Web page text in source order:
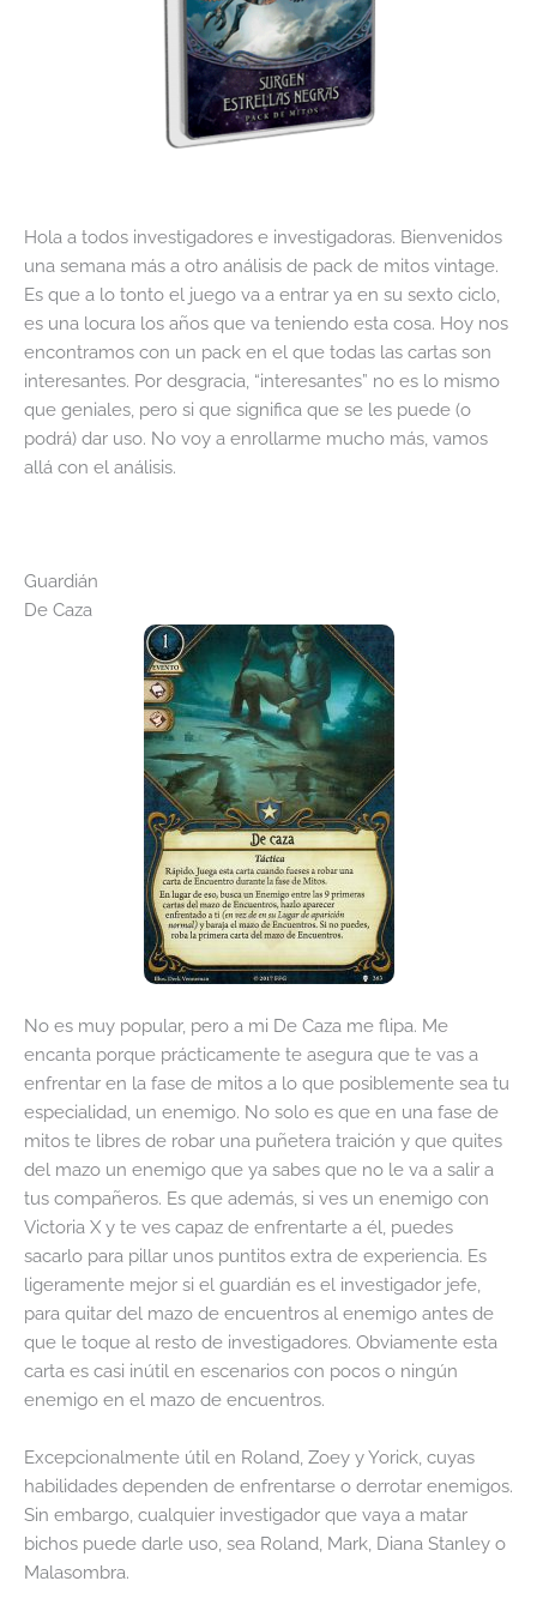
Hola a todos investigadores e investigadoras. Bienvenidos
una semana más a otro análisis de pack de mitos vintage.
Es que a lo tonto el juego va a entrar ya en su sexto ciclo,
es una locura los años que va teniendo esta cosa. Hoy nos
encontramos con un pack en el que todas las cartas son
interesantes. Por desgracia, “interesantes” no es lo mismo
que geniales, pero si que significa que se les puede (o
podrá) dar uso. No voy a enrollarme mucho más, vamos
allá con el análisis.
Guardián
De Caza
No es muy popular, pero a mi De Caza me flipa. Me
encanta porque prácticamente te asegura que te vas a
enfrentar en la fase de mitos a lo que posiblemente sea tu
especialidad, un enemigo. No solo es que en una fase de
mitos te libres de robar una puñetera traición y que quites
del mazo un enemigo que ya sabes que no le va a salir a
tus compañeros. Es que además, si ves un enemigo con
Victoria X y te ves capaz de enfrentarte a él, puedes
sacarlo para pillar unos puntitos extra de experiencia. Es
ligeramente mejor si el guardián es el investigador jefe,
para quitar del mazo de encuentros al enemigo antes de
que le toque al resto de investigadores. Obviamente esta
carta es casi inútil en escenarios con pocos o ningún
enemigo en el mazo de encuentros.
Excepcionalmente útil en Roland, Zoey y Yorick, cuyas
habilidades dependen de enfrentarse o derrotar enemigos.
Sin embargo, cualquier investigador que vaya a matar
bichos puede darle uso, sea Roland, Mark, Diana Stanley o
Malasombra.